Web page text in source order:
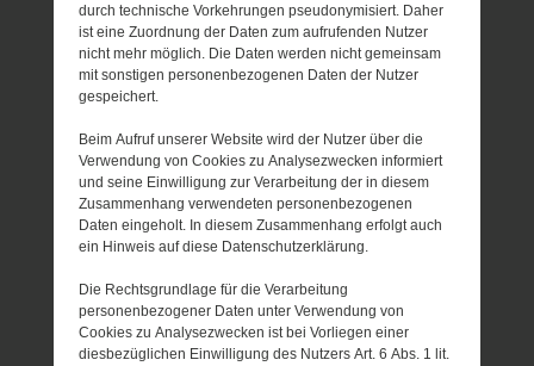
durch technische Vorkehrungen pseudonymisiert. Daher
ist eine Zuordnung der Daten zum aufrufenden Nutzer
nicht mehr möglich. Die Daten werden nicht gemeinsam
mit sonstigen personenbezogenen Daten der Nutzer
gespeichert.
Beim Aufruf unserer Website wird der Nutzer über die
Verwendung von Cookies zu Analysezwecken informiert
und seine Einwilligung zur Verarbeitung der in diesem
Zusammenhang verwendeten personenbezogenen
Daten eingeholt. In diesem Zusammenhang erfolgt auch
ein Hinweis auf diese Datenschutzerklärung.
Die Rechtsgrundlage für die Verarbeitung
personenbezogener Daten unter Verwendung von
Cookies zu Analysezwecken ist bei Vorliegen einer
diesbezüglichen Einwilligung des Nutzers Art. 6 Abs. 1 lit.